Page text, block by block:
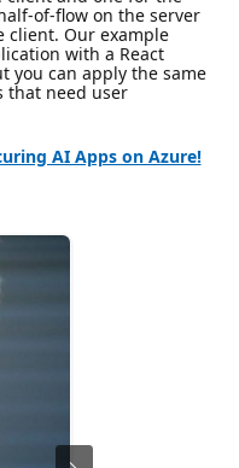
of-flow on the server
client. Our example
with a React
you can apply the same
that need user
AI Apps on Azure!